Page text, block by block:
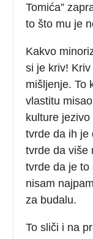
Tomića”
to što mu je
Kakvo
si je kriv!
mišljenje. To
vlastitu
kulture
tvrde da ih je
tvrde da više
tvrde da je to
nisam
za budalu.
To sliči i na